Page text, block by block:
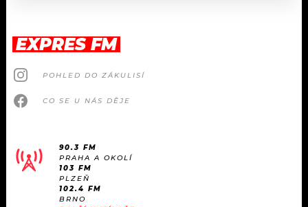
EXPRES FM
POHLED DO ZÁKULISÍ
CO SE U NÁS DĚJE
90.3 FM
PRAHA A OKOLÍ
103 FM
PLZEŇ
102.4 FM
BRNO